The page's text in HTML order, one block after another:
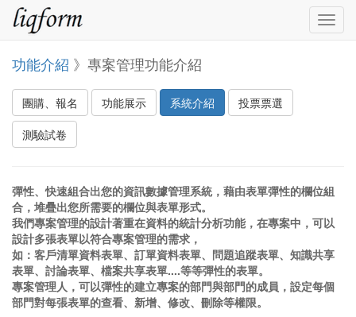
功能介紹 》專案管理功能介紹
團購、報名 功能展示 系統介紹
投票票選
測驗試卷
彈性、快速組合出您的資訊數據管理系統，藉由表單彈性的欄位組
合，堆疊出您所需要的欄位與表單形式。
我們專案管理的設計著重在資料的統計分析功能，在專案中，可以
設計多張表單以符合專案管理的需求，
如：客戶清單資料表單、訂單資料表單、問題追蹤表單、知識共享
表單、討論表單、檔案共享表單....等等彈性的表單。
專案管理人，可以彈性的建立專案的部門與部門的成員，設定每個
部門對每張表單的查看、新增、修改、刪除等權限。